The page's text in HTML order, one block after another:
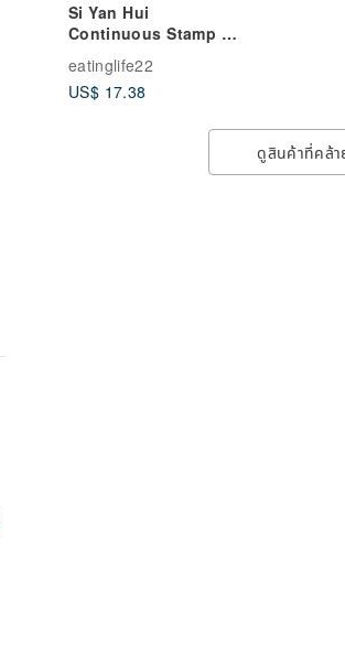
Si Yan Hui
Continuous Stamp +
Ink (Transparent
Name Stickers can be
eatinglife22
US$ 17.38
ดูสินค้าที่คล้